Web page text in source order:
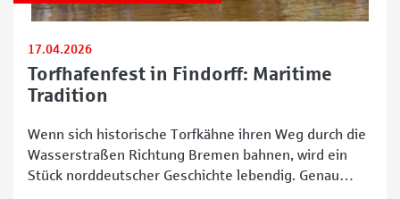
17.04.2026
Torfhafenfest in Findorff: Maritime
Tradition
Wenn sich historische Torfkähne ihren Weg durch die
Wasserstraßen Richtung Bremen bahnen, wird ein
Stück norddeutscher Geschichte lebendig. Genau